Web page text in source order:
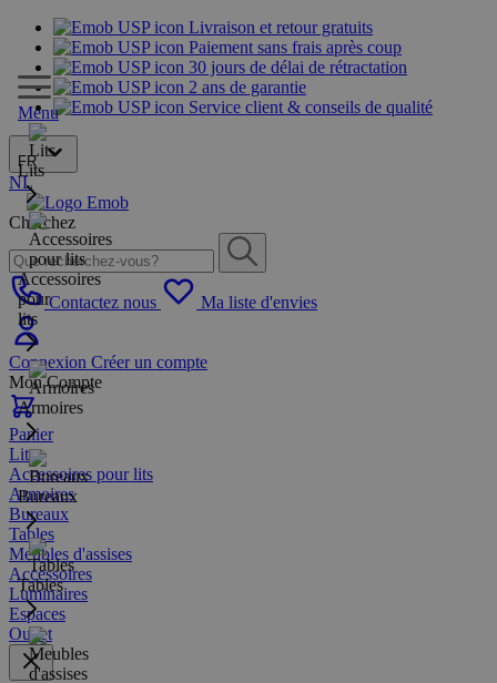
Livraison et retour gratuits
Paiement sans frais après coup
30 jours de délai de rétractation
2 ans de garantie
Service client & conseils de qualité
FR
NL
Cherchez
Contactez nous Ma liste d'envies
Connexion Créer un compte
Mon Compte
Panier
Menu
Lits
Accessoires
pour
lits
Armoires
Bureaux
Tables
Lits
Accessoires pour lits
Armoires
Bureaux
Tables
Meubles d'assises
Accessoires
Luminaires
Espaces
Outlet